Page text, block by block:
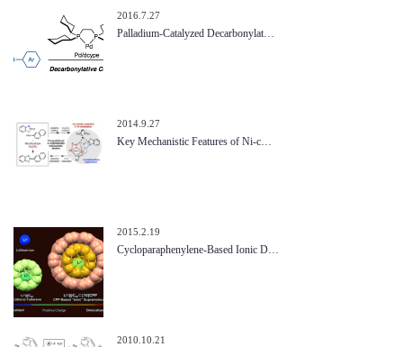
2016.7.27
Palladium-Catalyzed Decarbonylat…
2014.9.27
Key Mechanistic Features of Ni-c…
2015.2.19
Cycloparaphenylene-Based Ionic D…
2010.10.21